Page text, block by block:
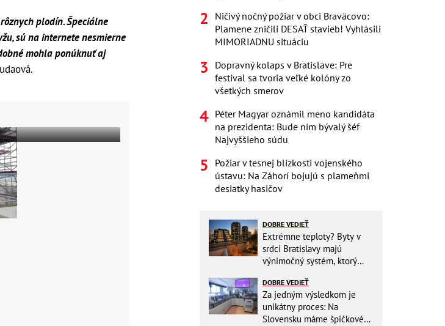
plodín. Špeciálne
sú na internete nesmierne
mohla ponúknuť aj
Ničivý nočný požiar v obci Braväcovo:
Plamene zničili DESAŤ stavieb! Vyhlásili
MIMORIADNU situáciu
Dopravný kolaps v Bratislave: Pre
festival sa tvoria veľké kolóny zo
všetkých smerov
Péter Magyar oznámil meno kandidáta
na prezidenta: Bude ním bývalý šéf
Najvyššieho súdu
Požiar v tesnej blízkosti vojenského
ústavu: Na Záhorí bojujú s plameňmi
desiatky hasičov
DOBRE VEDIEŤ
Extrémne teploty? Byty v
srdci Bratislavy majú
výnimočný systém, ktorý
DOBRE VEDIEŤ
Za jedným výsledkom je
unikátny proces: Na
Slovensku máme špičkové